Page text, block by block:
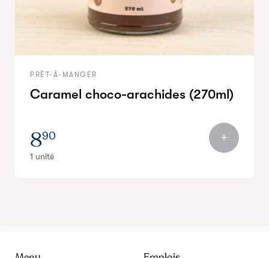
PRÊT-À-MANGER
Caramel choco-arachides (270ml)
890
1 unité